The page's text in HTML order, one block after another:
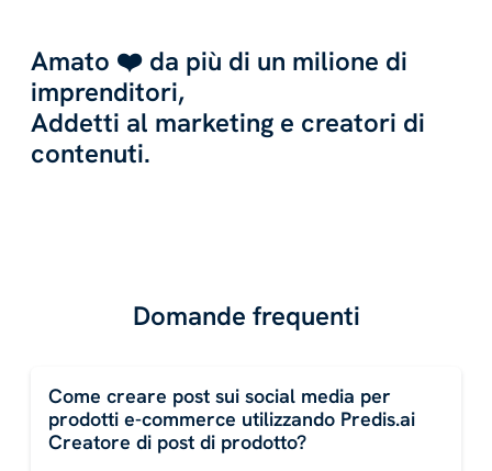
Amato ❤️ da più di un milione di
imprenditori,
Addetti al marketing e creatori di
contenuti.
Domande frequenti
Come creare post sui social media per
prodotti e-commerce utilizzando Predis.ai
Creatore di post di prodotto?